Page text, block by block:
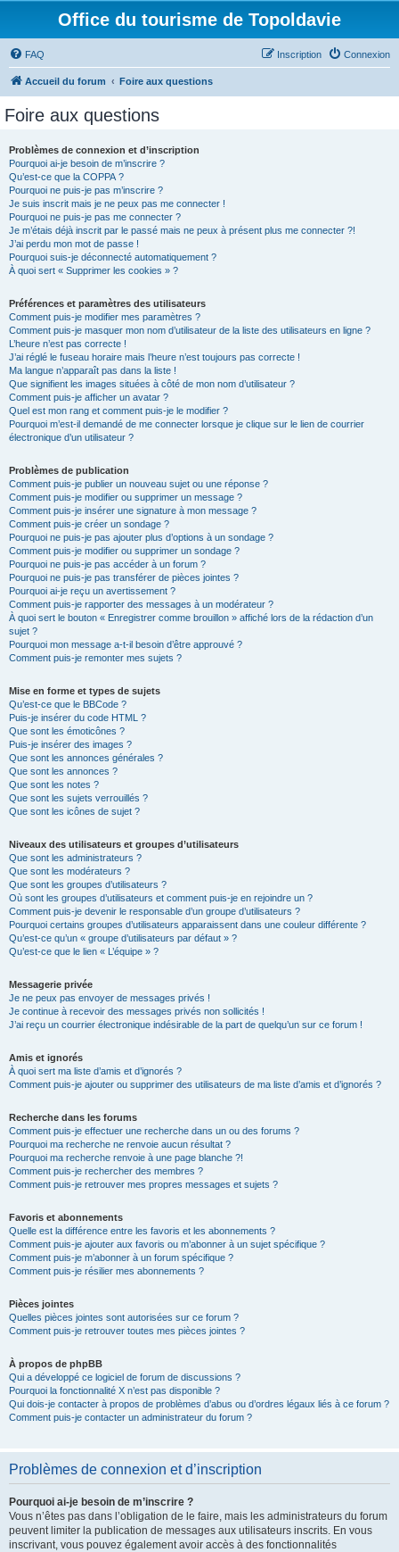
Office du tourisme de Topoldavie
FAQ Connexion
Inscription
Accueil du forum Foire aux questions
Foire aux questions
Problèmes de connexion et d’inscription
Pourquoi ai-je besoin de m’inscrire ?
Qu’est-ce que la COPPA ?
Pourquoi ne puis-je pas m’inscrire ?
Je suis inscrit mais je ne peux pas me connecter !
Pourquoi ne puis-je pas me connecter ?
Je m’étais déjà inscrit par le passé mais ne peux à présent plus me connecter ?!
J’ai perdu mon mot de passe !
Pourquoi suis-je déconnecté automatiquement ?
À quoi sert « Supprimer les cookies » ?
Préférences et paramètres des utilisateurs
Comment puis-je modifier mes paramètres ?
Comment puis-je masquer mon nom d’utilisateur de la liste des utilisateurs en ligne ?
L’heure n’est pas correcte !
J’ai réglé le fuseau horaire mais l’heure n’est toujours pas correcte !
Ma langue n’apparaît pas dans la liste !
Que signifient les images situées à côté de mon nom d’utilisateur ?
Comment puis-je afficher un avatar ?
Quel est mon rang et comment puis-je le modifier ?
Pourquoi m’est-il demandé de me connecter lorsque je clique sur le lien de courrier
électronique d’un utilisateur ?
Problèmes de publication
Comment puis-je publier un nouveau sujet ou une réponse ?
Comment puis-je modifier ou supprimer un message ?
Comment puis-je insérer une signature à mon message ?
Comment puis-je créer un sondage ?
Pourquoi ne puis-je pas ajouter plus d’options à un sondage ?
Comment puis-je modifier ou supprimer un sondage ?
Pourquoi ne puis-je pas accéder à un forum ?
Pourquoi ne puis-je pas transférer de pièces jointes ?
Pourquoi ai-je reçu un avertissement ?
Comment puis-je rapporter des messages à un modérateur ?
À quoi sert le bouton « Enregistrer comme brouillon » affiché lors de la rédaction d’un
sujet ?
Pourquoi mon message a-t-il besoin d’être approuvé ?
Comment puis-je remonter mes sujets ?
Mise en forme et types de sujets
Qu’est-ce que le BBCode ?
Puis-je insérer du code HTML ?
Que sont les émoticônes ?
Puis-je insérer des images ?
Que sont les annonces générales ?
Que sont les annonces ?
Que sont les notes ?
Que sont les sujets verrouillés ?
Que sont les icônes de sujet ?
Niveaux des utilisateurs et groupes d’utilisateurs
Que sont les administrateurs ?
Que sont les modérateurs ?
Que sont les groupes d’utilisateurs ?
Où sont les groupes d’utilisateurs et comment puis-je en rejoindre un ?
Comment puis-je devenir le responsable d’un groupe d’utilisateurs ?
Pourquoi certains groupes d’utilisateurs apparaissent dans une couleur différente ?
Qu’est-ce qu’un « groupe d’utilisateurs par défaut » ?
Qu’est-ce que le lien « L’équipe » ?
Messagerie privée
Je ne peux pas envoyer de messages privés !
Je continue à recevoir des messages privés non sollicités !
J’ai reçu un courrier électronique indésirable de la part de quelqu’un sur ce forum !
Amis et ignorés
À quoi sert ma liste d’amis et d’ignorés ?
Comment puis-je ajouter ou supprimer des utilisateurs de ma liste d’amis et d’ignorés ?
Recherche dans les forums
Comment puis-je effectuer une recherche dans un ou des forums ?
Pourquoi ma recherche ne renvoie aucun résultat ?
Pourquoi ma recherche renvoie à une page blanche ?!
Comment puis-je rechercher des membres ?
Comment puis-je retrouver mes propres messages et sujets ?
Favoris et abonnements
Quelle est la différence entre les favoris et les abonnements ?
Comment puis-je ajouter aux favoris ou m’abonner à un sujet spécifique ?
Comment puis-je m’abonner à un forum spécifique ?
Comment puis-je résilier mes abonnements ?
Pièces jointes
Quelles pièces jointes sont autorisées sur ce forum ?
Comment puis-je retrouver toutes mes pièces jointes ?
À propos de phpBB
Qui a développé ce logiciel de forum de discussions ?
Pourquoi la fonctionnalité X n’est pas disponible ?
Qui dois-je contacter à propos de problèmes d’abus ou d’ordres légaux liés à ce forum ?
Comment puis-je contacter un administrateur du forum ?
Problèmes de connexion et d’inscription
Pourquoi ai-je besoin de m’inscrire ?
Vous n’êtes pas dans l’obligation de le faire, mais les administrateurs du forum
peuvent limiter la publication de messages aux utilisateurs inscrits. En vous
inscrivant, vous pouvez également avoir accès à des fonctionnalités